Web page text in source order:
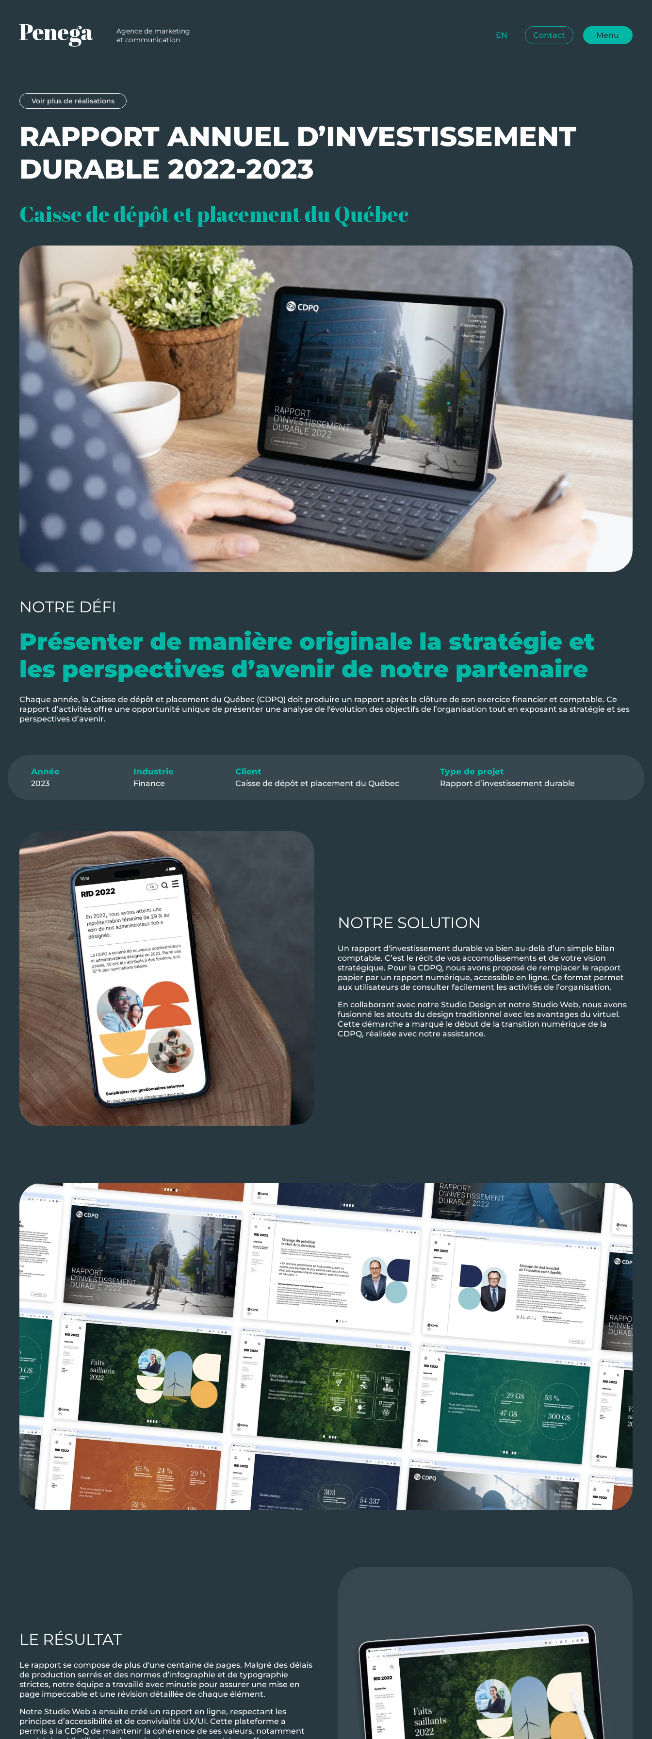
Agence de marketing
et communication
EN Contact Menu
Voir plus de réalisations
RAPPORT ANNUEL D’INVESTISSEMENT
DURABLE 2022-2023
Caisse de dépôt et placement du Québec
NOTRE DÉFI
Présenter de manière originale la stratégie et
les perspectives d’avenir de notre partenaire
Chaque année, la Caisse de dépôt et placement du Québec (CDPQ) doit produire un rapport après la clôture de son exercice financier et comptable. Ce
rapport d’activités offre une opportunité unique de présenter une analyse de l'évolution des objectifs de l’organisation tout en exposant sa stratégie et ses
perspectives d’avenir.
Année
2023
Industrie
Finance
Client
Caisse de dépôt et placement du Québec
Type de projet
Rapport d’investissement durable
NOTRE SOLUTION
Un rapport d'investissement durable va bien au-delà d’un simple bilan
comptable. C’est le récit de vos accomplissements et de votre vision
stratégique. Pour la CDPQ, nous avons proposé de remplacer le rapport
papier par un rapport numérique, accessible en ligne. Ce format permet
aux utilisateurs de consulter facilement les activités de l’organisation.
En collaborant avec notre Studio Design et notre Studio Web, nous avons
fusionné les atouts du design traditionnel avec les avantages du virtuel.
Cette démarche a marqué le début de la transition numérique de la
CDPQ, réalisée avec notre assistance.
LE RÉSULTAT
Le rapport se compose de plus d'une centaine de pages. Malgré des délais
de production serrés et des normes d’infographie et de typographie
strictes, notre équipe a travaillé avec minutie pour assurer une mise en
page impeccable et une révision détaillée de chaque élément.
Notre Studio Web a ensuite créé un rapport en ligne, respectant les
principes d’accessibilité et de convivialité UX/UI. Cette plateforme a
permis à la CDPQ de maintenir la cohérence de ses valeurs, notamment